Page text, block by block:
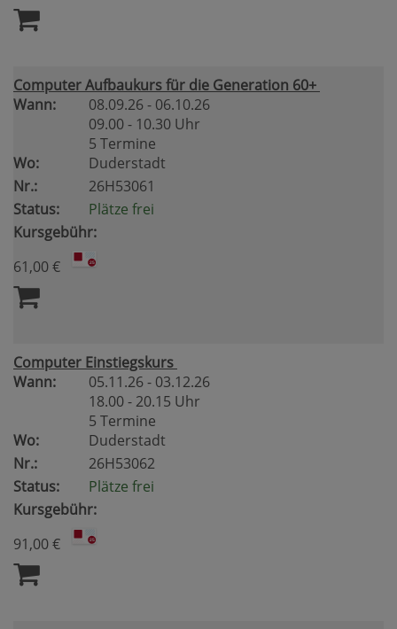
Computer Aufbaukurs für die Generation 60+
Wann:
08.09.26 - 06.10.26
09.00 - 10.30 Uhr
5 Termine
Wo:
Duderstadt
Nr.:
26H53061
Status:
Plätze frei
Kursgebühr:
61,00 €
Computer Einstiegskurs
Wann:
05.11.26 - 03.12.26
18.00 - 20.15 Uhr
5 Termine
Wo:
Duderstadt
Nr.:
26H53062
Status:
Plätze frei
Kursgebühr:
91,00 €